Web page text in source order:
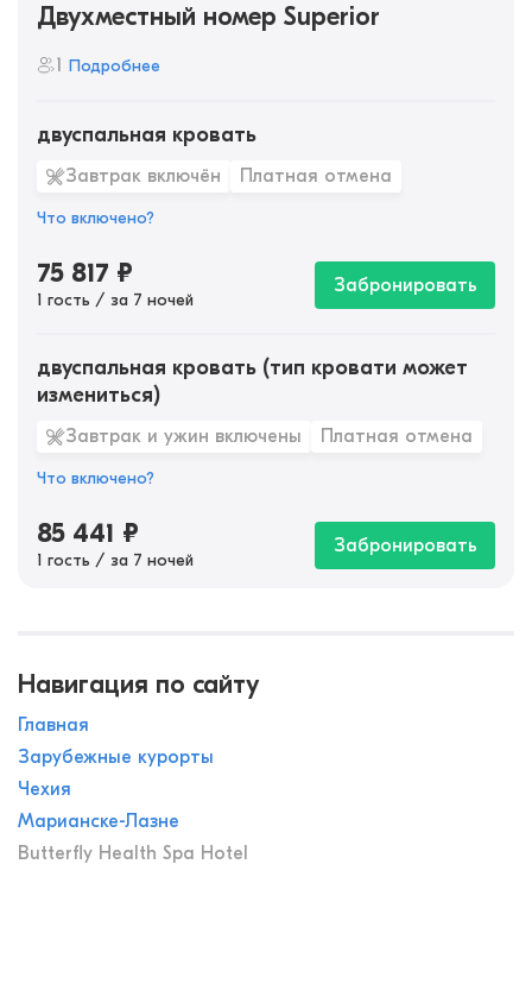
Двухместный номер Superior
1 Подробнее
двуспальная кровать
Завтрак включён Платная отмена
Что включено?
75 817 ₽
1 гость / за 7 ночей
Забронировать
двуспальная кровать (тип кровати может
измениться)
Завтрак и ужин включены Платная отмена
Что включено?
85 441 ₽
1 гость / за 7 ночей
Забронировать
Навигация по сайту
Главная
Зарубежные курорты
Чехия
Марианске-Лазне
Butterfly Health Spa Hotel